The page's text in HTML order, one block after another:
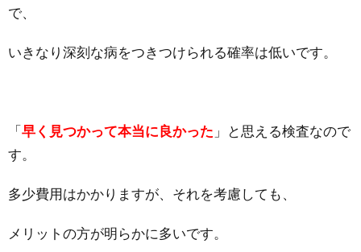
で、
いきなり深刻な病をつきつけられる確率は低いです。
「早く見つかって本当に良かった 」と思える検査なので
す。
多少費用はかかりますが、それを考慮しても、
メリットの方が明らかに多いです。